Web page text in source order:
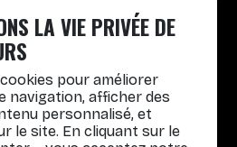
55
12h30 / 14h-17h
réutilisables
LA VIE PRIVÉE DE
pour améliorer
navigation, afficher des
personnalisé, et
le site. En cliquant sur le